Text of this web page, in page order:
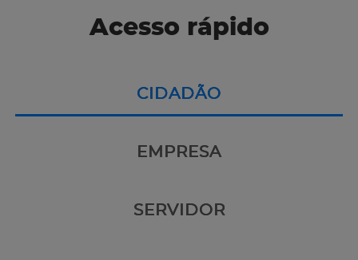
Acesso rápido
CIDADÃO
EMPRESA
SERVIDOR